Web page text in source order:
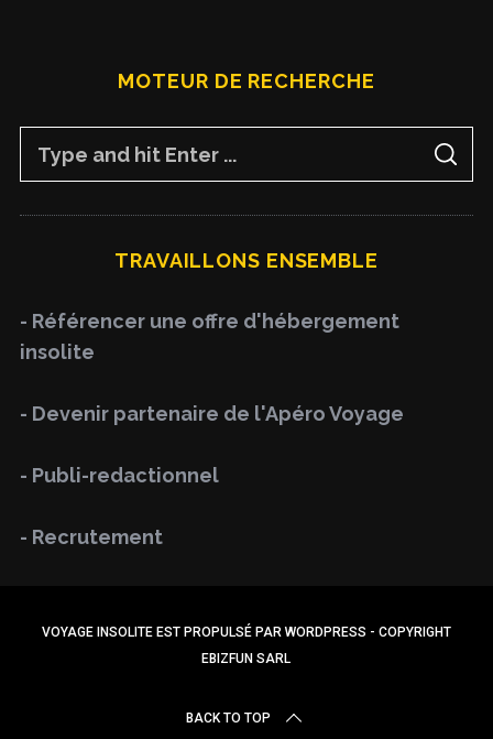
MOTEUR DE RECHERCHE
f
o
:
S
A
C
TRAVAILLONS ENSEMBLE
- Référencer une offre d'hébergement
insolite
- Devenir partenaire de l'Apéro Voyage
- Publi-redactionnel
- Recrutement
VOYAGE INSOLITE EST PROPULSÉ PAR WORDPRESS - COPYRIGHT
EBIZFUN SARL
BACK TO TOP